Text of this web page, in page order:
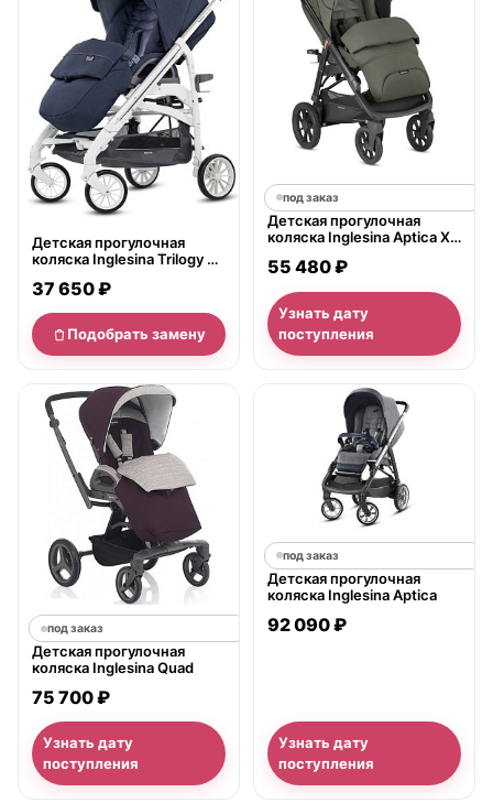
Детская прогулочная
коляска Inglesina Trilogy на
37 650 ₽
Подобрать замену
под заказ
Детская прогулочная
коляска Inglesina Aptica XT
55 480 ₽
Узнать дату
поступления
под заказ
Детская прогулочная
коляска Inglesina Quad
75 700 ₽
Узнать дату
поступления
под заказ
Детская прогулочная
коляска Inglesina Aptica
92 090 ₽
Узнать дату
поступления